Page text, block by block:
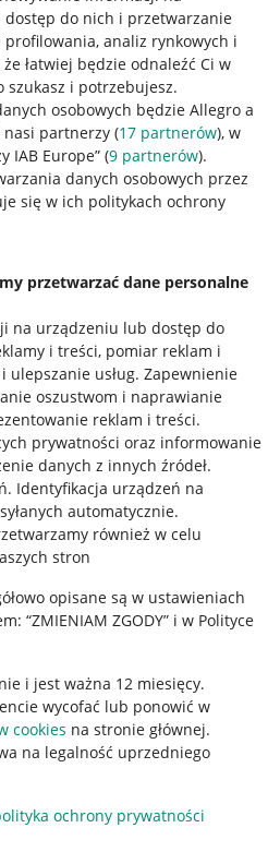
do nich i przetwarzanie
analiz rynkowych i
łatwiej będzie odnaleźć Ci w
szukasz i potrzebujesz.
osobowych będzie Allegro a
partnerzy (17 partnerów), w
IAB Europe” (9 partnerów).
danych osobowych przez
się w ich politykach ochrony
przetwarzać dane personalne
na urządzeniu lub dostęp do
i treści, pomiar reklam i
ulepszanie usług. Zapewnienie
oszustwom i naprawianie
reklam i treści.
prywatności oraz informowanie
danych z innych źródeł.
. Identyfikacja urządzeń na
automatycznie.
również w celu
stron
opisane są w ustawieniach
“ZMIENIAM ZGODY” i w Polityce
i jest ważna 12 miesięcy.
wycofać lub ponowić w
cookies na stronie głównej.
na legalność uprzedniego
ochrony prywatności
Cyfrowych